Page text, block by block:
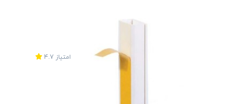
امتیاز 4.7